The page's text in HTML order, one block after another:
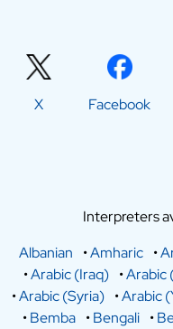
X Facebook
Interpreters
Albanian
•Amharic •
•Arabic (Iraq) •Arabic
•Arabic (Syria) •Arabic
•Bemba •Bengali •